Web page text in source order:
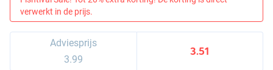
verwerkt in de prijs.
Adviesprijs
3.99
3.51